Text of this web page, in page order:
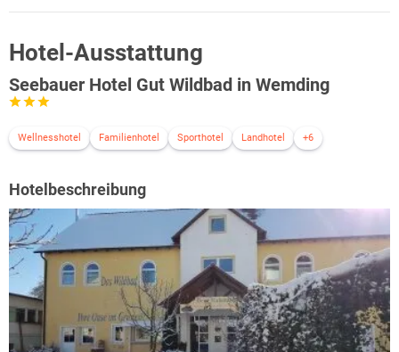
Hotel-Ausstattung
Seebauer Hotel Gut Wildbad in Wemding
Wellnesshotel Familienhotel Sporthotel Landhotel +6
Hotelbeschreibung